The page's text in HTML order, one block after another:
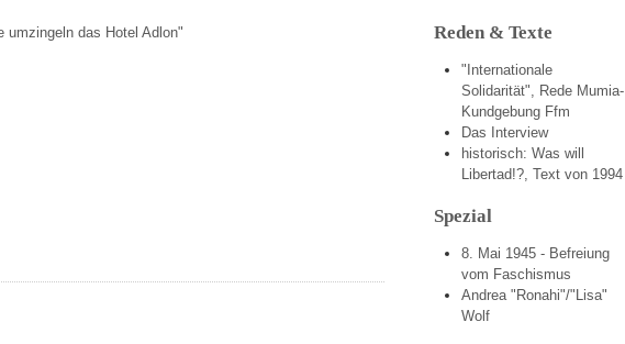
umzingeln das Hotel Adlon"
Reden & Texte
"Internationale
Solidarität", Rede Mumia-
Kundgebung Ffm
Das Interview
historisch: Was will
Libertad!?, Text von 1994
Spezial
8. Mai 1945 - Befreiung
vom Faschismus
Andrea "Ronahi"/"Lisa"
Wolf